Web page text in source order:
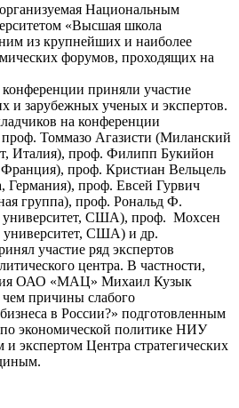
Национальным
«Высшая школа
из крупнейших и наиболее
форумов, проходящих на
приняли участие
и зарубежных ученых и экспертов.
на конференции
Томмазо Агазисти (Миланский
Италия), проф. Филипп Букийон
проф. Кристиан Вельцель
Германия), проф. Евсей Гурвич
группа), проф. Рональд Ф.
университет, США), проф. Мохсен
США) и др.
участие ряд экспертов
центра. В частности,
ОАО «МАЦ» Михаил Кузык
причины слабого
в России?» подготовленным
экономической политике НИУ
Центра стратегических